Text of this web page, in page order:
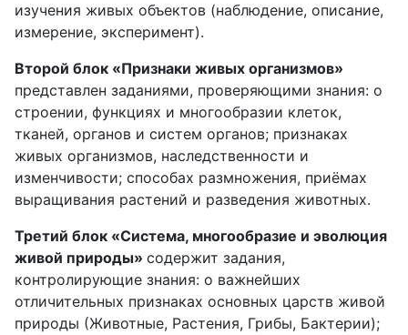
изучения живых объектов (наблюдение, описание,
измерение, эксперимент).
Второй блок «Признаки живых организмов»
представлен заданиями, проверяющими знания: о
строении, функциях и многообразии клеток,
тканей, органов и систем органов; признаках
живых организмов, наследственности и
изменчивости; способах размножения, приёмах
выращивания растений и разведения животных.
Третий блок «Система, многообразие и эволюция
живой природы» содержит задания,
контролирующие знания: о важнейших
отличительных признаках основных царств живой
природы (Животные, Растения, Грибы, Бактерии);